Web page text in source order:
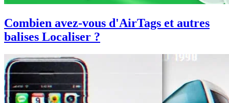
Combien avez-vous d'AirTags et autres
balises Localiser ?